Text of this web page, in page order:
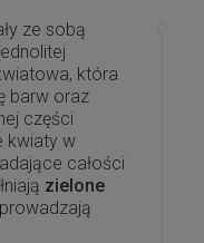
ze sobą
która
barw oraz
części
kwiaty w
całości
zielone